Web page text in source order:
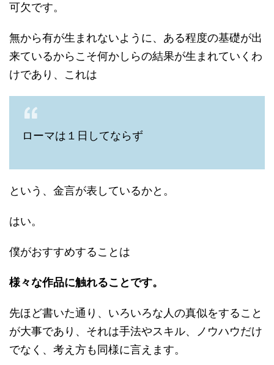
可欠です。
無から有が生まれないように、ある程度の基礎が出
来ているからこそ何かしらの結果が生まれていくわ
けであり、これは
ローマは１日してならず
という、金言が表しているかと。
はい。
僕がおすすめすることは
様々な作品に触れることです。
先ほど書いた通り、いろいろな人の真似をすること
が大事であり、それは手法やスキル、ノウハウだけ
でなく、考え方も同様に言えます。